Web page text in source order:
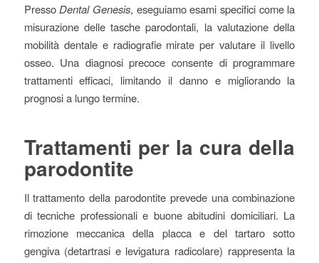
Presso Dental Genesis, eseguiamo esami specifici come la
misurazione delle tasche parodontali, la valutazione della
mobilità dentale e radiografie mirate per valutare il livello
osseo. Una diagnosi precoce consente di programmare
trattamenti efficaci, limitando il danno e migliorando la
prognosi a lungo termine.
Trattamenti per la cura della
parodontite
Il trattamento della parodontite prevede una combinazione
di tecniche professionali e buone abitudini domiciliari. La
rimozione meccanica della placca e del tartaro sotto
gengiva (detartrasi e levigatura radicolare) rappresenta la